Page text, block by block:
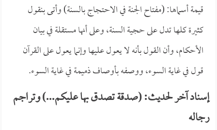
قيمة أسماها: (مفتاح الجنة في الاحتجاج بالسنة) وأتى بنقول
كثيرة كلها تدل على حجية السنة، وعلى أنها مستقلة في بيان
الأحكام، وأن القول بأنه لا يعول عليها وإنما يعول على القرآن
قول في غاية السوء، ووصفه بأوصاف ذميمة في غاية السوء.
إسناد آخر لحديث: (صدقة تصدق بها عليكم...) وتراجم
رجاله